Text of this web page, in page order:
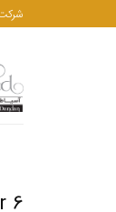
محتوا
6